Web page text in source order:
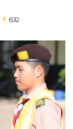
632